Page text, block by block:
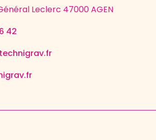
Leclerc 47000 AGEN
42